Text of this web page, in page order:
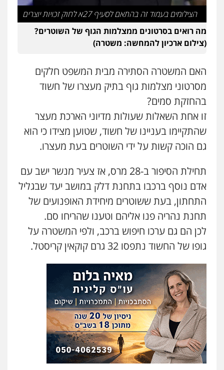
עו"ד מוחמד רחאל
פלילי פשיעה חמורה צווארון לבן צבאי
מעצרים וחקירות
0502228917
פלילי עבירות תנועה תעבורה פשיעה
0505258475
עו"ד מוחמד סביחאת
פלילי תעבורה פשיעה כלכלית
0525077716
עו"ד אמיר נאטור
פלילי פשיעה חמורה צווארון לבן מעצרים
0543326767
חנא בולוס – משרד עורכי דין
פלילי פשיעה חמורה צווארון לבן נזיקין
עו"ד ראוף נג'אר
פלילי עורכי דין לענייני אסירים מעצרים
סמים רכוש
0548009246
עו"ד אלון ארז
פלילי צבאי סמים אלימות במשפחה
לבן
הצילומים בעמוד זה בהתאם לסעיף 27א לחוק זכויות יוצרים
מה רואים בסרטונים ממצלמות הגוף של השוטרים?
(צילום ארכיון להמחשה: משטרה)
האם המשטרה הסתירה מבית המשפט חלקים
מסרטוני מצלמות גוף בתיק מעצרו של חשוד
בהחזקת סמים?
זו אחת השאלות שעולות מדיוני הארכת מעצר
שהתקיימו בעניינו של חשוד, שטוען מצידו כי הוא
גם הוכה קשות על ידי השוטרים בעת מעצרו.
תחילת הסיפור ב-28 מרס, אז צעיר מנשר ישב עם
אדם נוסף ברכבו בתחנת דלק במושב יעד שבגליל
התחתון, בעת ששוטרים מיחידת האופנועים של
תחנת נהריה פנו אליהם וטענו שהריחו סם.
לכן הם גם ערכו חיפוש ברכב, ולפי המשטרה על
גופו של החשוד נתפסו 32 גרם קוקאין קריסטל.